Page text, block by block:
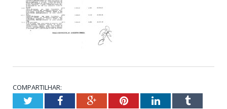
COMPARTILHAR:
TwitterFacebookGoogle+Pinterest
LinkedIn